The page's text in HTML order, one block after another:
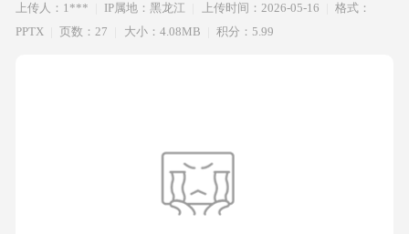
上传人：1*** IP属地：黑龙江 上传时间：2026-05-16
格式：
PPTX
页数：27 大小：4.08MB 积分：5.99